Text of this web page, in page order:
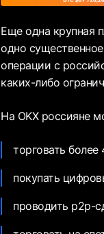
Еще одна крупная
одно
операции с
каких-либо
На OKX россияне
торговать
покупать
проводить р2р-